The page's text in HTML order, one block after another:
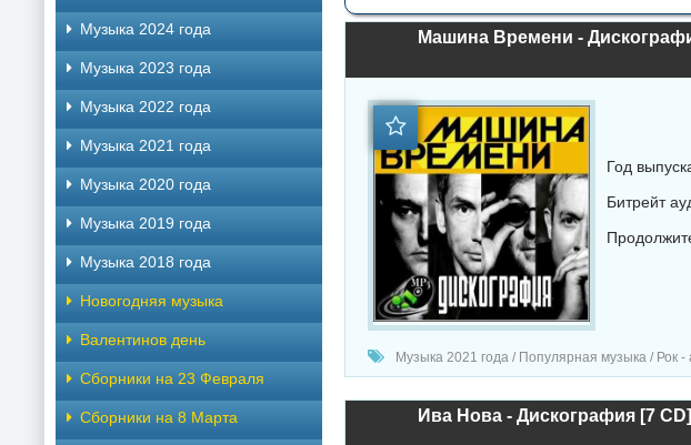
Машина Времени -
Год
Битрейт
Музыка 2021 года / Популярная музыка / Рок
Ива Нова - Дискография [7
Музыка 2024 года
Музыка 2023 года
Музыка 2022 года
Музыка 2021 года
Музыка 2020 года
Музыка 2019 года
Музыка 2018 года
Новогодняя музыка
Валентинов день
Сборники на 23 Февраля
Сборники на 8 Марта